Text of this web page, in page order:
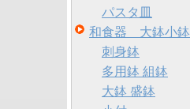
パスタ皿
和食器 大鉢小鉢
刺身鉢
多用鉢 組鉢
大鉢 盛鉢